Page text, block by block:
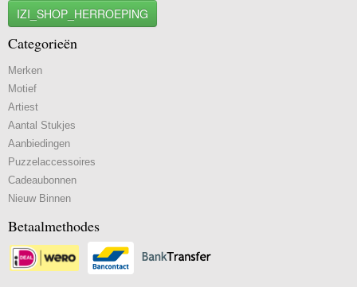
IZI_SHOP_HERROEPING
Categorieën
Merken
Motief
Artiest
Aantal Stukjes
Aanbiedingen
Puzzelaccessoires
Cadeaubonnen
Nieuw Binnen
Betaalmethodes